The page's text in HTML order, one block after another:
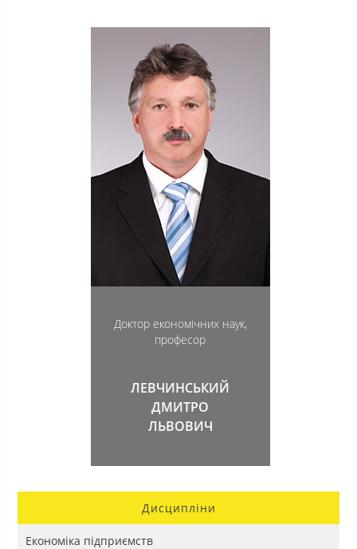
Доктор економічних наук,
професор
ЛЕВЧИНСЬКИЙ
ДМИТРО
ЛЬВОВИЧ
Дисципліни
Економіка підприємств